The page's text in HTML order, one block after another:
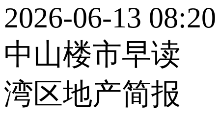
2026-06-13 08:20
中山楼市早读
湾区地产简报